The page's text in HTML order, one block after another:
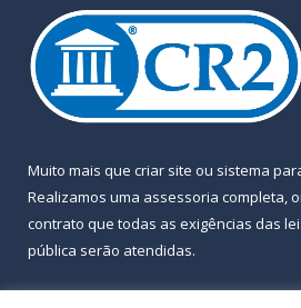
Muito mais que criar site ou sistema
Realizamos uma assessoria completa,
contrato que todas as exigências das
pública serão atendidas.